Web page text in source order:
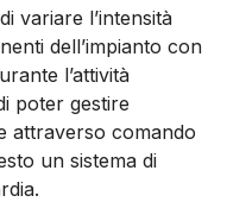
variare l’intensità
dell’impianto con
l’attività
poter gestire
attraverso comando
un sistema di